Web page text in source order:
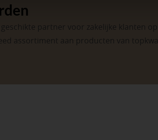
partner voor zakelijke klanten
assortiment aan producten van